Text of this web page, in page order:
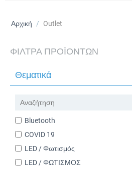
Αρχική / Outlet
ΦΊΛΤΡΑ ΠΡΟΪΌΝΤΩΝ
Θεματικά
Bluetooth
COVID 19
LED / Φωτισμός
LED / ΦΩΤΙΣΜΟΣ